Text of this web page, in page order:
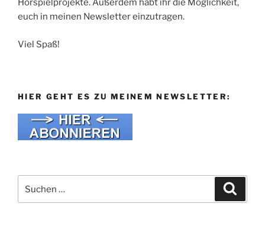
Hörspielprojekte. Außerdem habt ihr die Möglichkeit,
euch in meinen Newsletter einzutragen.
Viel Spaß!
HIER GEHT ES ZU MEINEM NEWSLETTER:
nach: